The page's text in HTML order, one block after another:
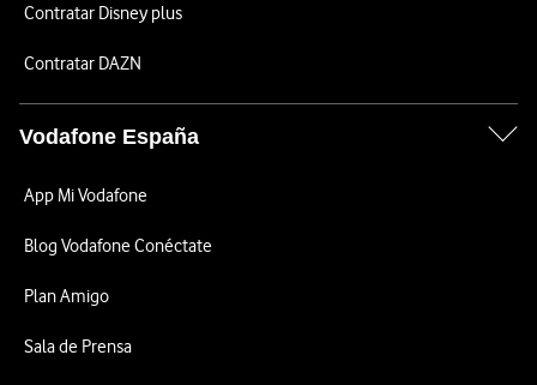
Contratar Disney plus
Contratar DAZN
Vodafone España
App Mi Vodafone
Blog Vodafone Conéctate
Plan Amigo
Sala de Prensa